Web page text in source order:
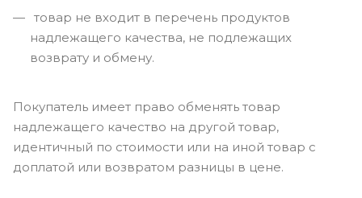
товар не входит в перечень продуктов
надлежащего качества, не подлежащих
возврату и обмену.
Покупатель имеет право обменять товар
надлежащего качество на другой товар,
идентичный по стоимости или на иной товар с
доплатой или возвратом разницы в цене.